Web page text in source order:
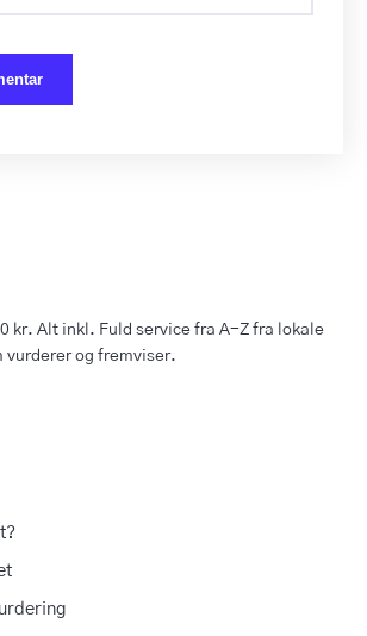
kr. Alt inkl. Fuld service fra A-Z fra lokale
vurderer og fremviser.